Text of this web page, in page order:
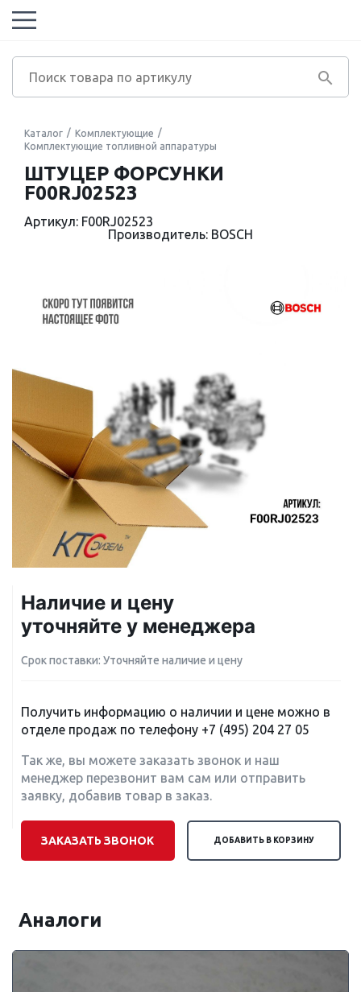
Каталог
Комплектующие
Комплектующие топливной аппаратуры
ШТУЦЕР ФОРСУНКИ
F00RJ02523
Артикул: F00RJ02523
Производитель: BOSCH
Наличие и цену
уточняйте у менеджера
Срок поставки: Уточняйте наличие и цену
Получить информацию о наличии и цене можно в
отделе продаж по телефону +7 (495) 204 27 05
Так же, вы можете заказать звонок и наш
менеджер перезвонит вам сам или отправить
заявку, добавив товар в заказ.
ЗАКАЗАТЬ ЗВОНОК ДОБАВИТЬ В КОРЗИНУ
Аналоги